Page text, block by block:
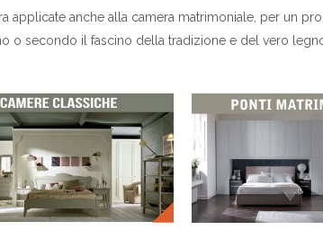
applicate anche alla camera matrimoniale, per un
o secondo il fascino della tradizione e del vero